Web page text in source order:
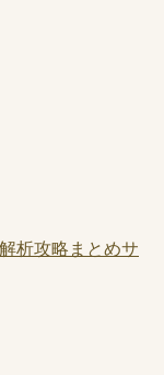
析攻略まとめサ